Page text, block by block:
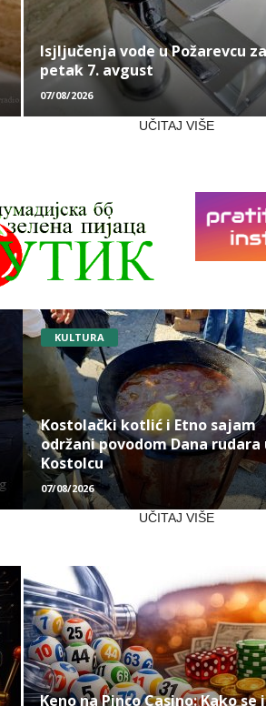
Isjljučenja vode u Požarevcu za
petak 7. avgust
07/08/2026
UČITAJ VIŠE
KULTURA
Kostolački kotlić i Etno sajam
održani povodom Dana rudara
Kostolcu
07/08/2026
UČITAJ VIŠE
Keno na Pinco Casino: Kako se